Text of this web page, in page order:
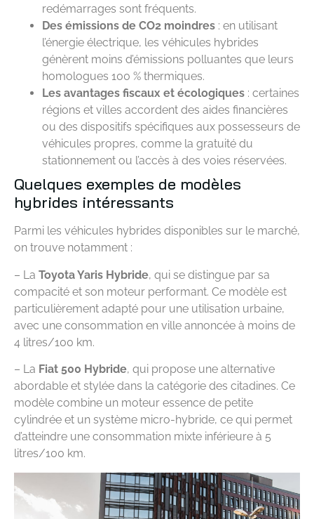
redémarrages sont fréquents.
Des émissions de CO2 moindres : en utilisant
l’énergie électrique, les véhicules hybrides
génèrent moins d’émissions polluantes que leurs
homologues 100 % thermiques.
Les avantages fiscaux et écologiques : certaines
régions et villes accordent des aides financières
ou des dispositifs spécifiques aux possesseurs de
véhicules propres, comme la gratuité du
stationnement ou l’accès à des voies réservées.
Quelques exemples de modèles
hybrides intéressants
Parmi les véhicules hybrides disponibles sur le marché,
on trouve notamment :
– La Toyota Yaris Hybride, qui se distingue par sa
compacité et son moteur performant. Ce modèle est
particulièrement adapté pour une utilisation urbaine,
avec une consommation en ville annoncée à moins de
4 litres/100 km.
– La Fiat 500 Hybride, qui propose une alternative
abordable et stylée dans la catégorie des citadines. Ce
modèle combine un moteur essence de petite
cylindrée et un système micro-hybride, ce qui permet
d’atteindre une consommation mixte inférieure à 5
litres/100 km.